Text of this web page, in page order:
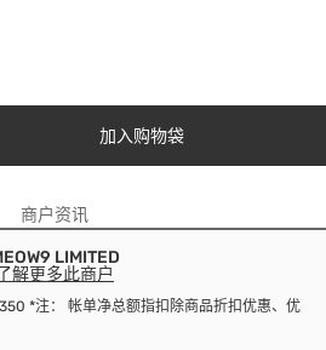
加入购物袋
商户资讯
LIMITED
解更多此商户
*注： 帐单净总额指扣除商品折扣优惠、优惠